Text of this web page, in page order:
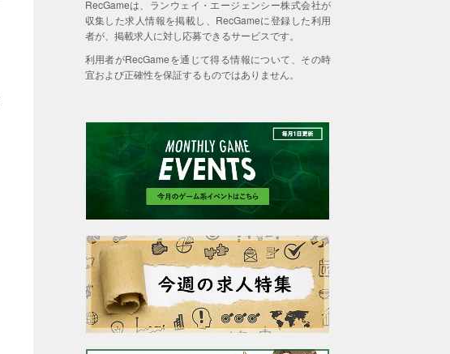
RecGameは、ランウェイ・エージェンシー株式会社が
収集した求人情報を掲載し、RecGameに登録した利用
者が、掲載求人に対し応募できるサービスです。
利用者がRecGameを通じて得る情報について、その時
宜および正確性を保証するものではありません。